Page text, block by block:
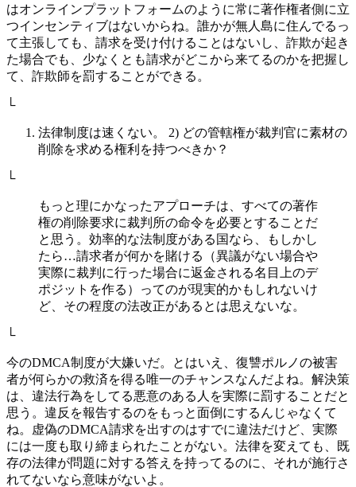
はオンラインプラットフォームのように常に著作権者側に立
つインセンティブはないからね。誰かが無人島に住んでるっ
て主張しても、請求を受け付けることはないし、詐欺が起き
た場合でも、少なくとも請求がどこから来てるのかを把握し
て、詐欺師を罰することができる。
└
法律制度は速くない。 2) どの管轄権が裁判官に素材の
削除を求める権利を持つべきか？
└
もっと理にかなったアプローチは、すべての著作
権の削除要求に裁判所の命令を必要とすることだ
と思う。効率的な法制度がある国なら、もしかし
たら…請求者が何かを賭ける（異議がない場合や
実際に裁判に行った場合に返金される名目上のデ
ポジットを作る）ってのが現実的かもしれないけ
ど、その程度の法改正があるとは思えないな。
└
今のDMCA制度が大嫌いだ。とはいえ、復讐ポルノの被害
者が何らかの救済を得る唯一のチャンスなんだよね。解決策
は、違法行為をしてる悪意のある人を実際に罰することだと
思う。違反を報告するのをもっと面倒にするんじゃなくて
ね。虚偽のDMCA請求を出すのはすでに違法だけど、実際
には一度も取り締まられたことがない。法律を変えても、既
存の法律が問題に対する答えを持ってるのに、それが施行さ
れてないなら意味がないよ。